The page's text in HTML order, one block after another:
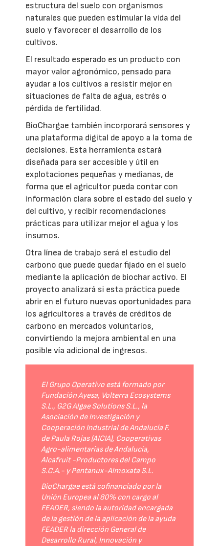
estructura del suelo con organismos
naturales que pueden estimular la vida del
suelo y favorecer el desarrollo de los
cultivos.
El resultado esperado es un producto con
mayor valor agronómico, pensado para
ayudar a los cultivos a resistir mejor en
situaciones de falta de agua, estrés o
pérdida de fertilidad.
BioChargae también incorporará sensores y
una plataforma digital de apoyo a la toma de
decisiones. Esta herramienta estará
diseñada para ser accesible y útil en
explotaciones pequeñas y medianas, de
forma que el agricultor pueda contar con
información clara sobre el estado del suelo y
del cultivo, y recibir recomendaciones
prácticas para utilizar mejor el agua y los
insumos.
Otra línea de trabajo será el estudio del
carbono que puede quedar fijado en el suelo
mediante la aplicación de biochar activo. El
proyecto analizará si esta práctica puede
abrir en el futuro nuevas oportunidades para
los agricultores a través de créditos de
carbono en mercados voluntarios,
convirtiendo la mejora ambiental en una
posible vía adicional de ingresos.
El Grupo Operativo está formado por
Fundación Ayesa, Volterra Ecosystems
S.L., G2G Algae Solutions S.L., la
Asociación de Investigación y
Cooperación Industrial de Andalucía F.
de Paula Rojas (AICIA), Cooperativas
Agro-alimentarias de Andalucía,
Alcafruit -Productores del Campo
S.C.A.- y Pentanux-Almoxata S.L.
BioChargae está cofinanciado por la
Unión Europea al 80% con cargo al
FEADER, siendo la autoridad encargada
de la gestión de la aplicación de la ayuda
FEADER la dirección General de
Desarrollo Rural, Innovación y